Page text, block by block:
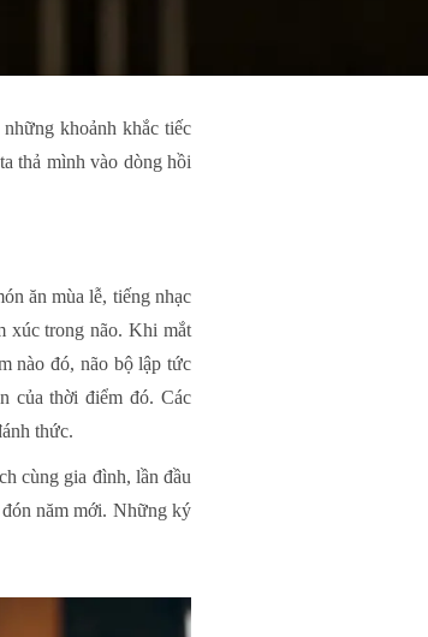
khoảnh khắc tiếc
thả mình vào dòng hồi
ăn mùa lễ, tiếng nhạc
xúc trong não. Khi mắt
nào đó, não bộ lập tức
của thời điểm đó. Các
thức.
cùng gia đình, lần đầu
năm mới. Những ký